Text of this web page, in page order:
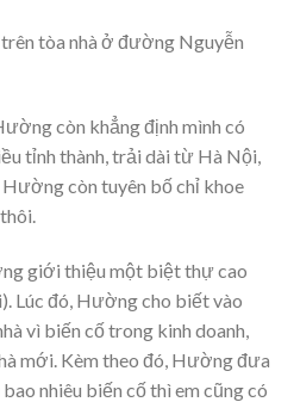
tòa nhà ở đường Nguyễn
còn khẳng định mình có
tỉnh thành, trải dài từ Hà Nội,
còn tuyên bố chỉ khoe
giới thiệu một biệt thự cao
Lúc đó, Hường cho biết vào
vì biến cố trong kinh doanh,
mới. Kèm theo đó, Hường đưa
nhiêu biến cố thì em cũng có